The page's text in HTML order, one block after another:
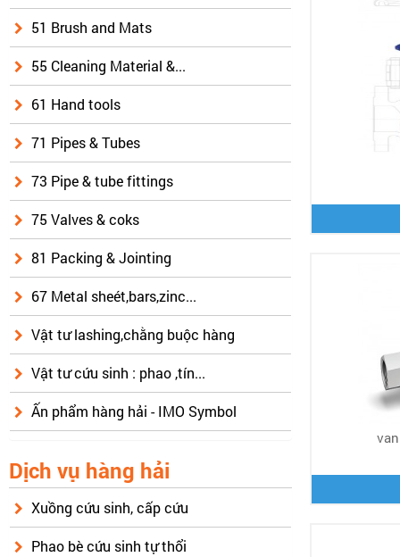
51 Brush and Mats
55 Cleaning Material &...
61 Hand tools
71 Pipes & Tubes
73 Pipe & tube fittings
75 Valves & coks
81 Packing & Jointing
67 Metal sheét,bars,zinc...
Vật tư lashing,chằng buộc hàng
Vật tư cứu sinh : phao ,tín...
Ấn phẩm hàng hải - IMO Symbol
Dịch vụ hàng hải
Xuồng cứu sinh, cấp cứu
Phao bè cứu sinh tự thổi